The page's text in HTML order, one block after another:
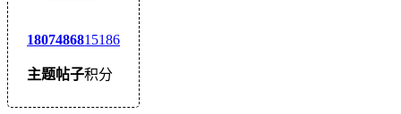
1807
主题
4868
帖子
15186
积分